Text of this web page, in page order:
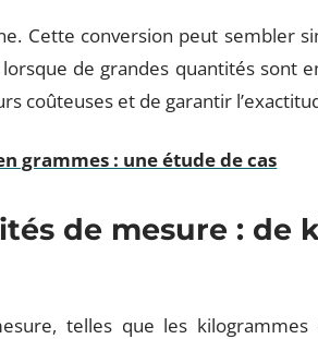
Cette conversion peut sembler
de grandes quantités sont
coûteuses et de garantir
grammes : une étude de cas
de mesure : de
telles que les